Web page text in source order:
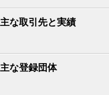
主な取引先と実績
主な登録団体